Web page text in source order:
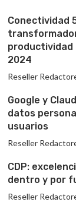
Conectividad
productividad
2024
Reseller
Google y
datos
usuarios
Reseller
CDP:
dentro y por
Reseller